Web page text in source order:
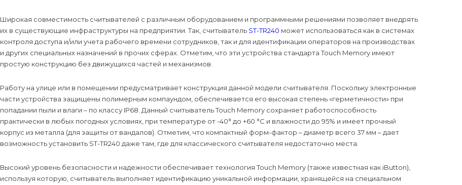
Широкая совместимость считывателей с различным оборудованием и программными решениями позволяет внедрять
их в существующие инфраструктуры на предприятии. Так, считыватель ST-TR240 может использоваться как в системах
контроля доступа и/или учета рабочего времени сотрудников, так и для идентификации операторов на производствах
и других специальных назначений в прочих сферах. Отметим, что эти устройства стандарта Touch Memory имеют
простую конструкцию без движущихся частей и механизмов.
Работу на улице или в помещении предусматривает конструкция данной модели считывателя. Поскольку электронные
части устройства защищены полимерным компаундом, обеспечивается его высокая степень «герметичности» при
попадании пыли и влаги – по классу IP68. Данный считыватель Touch Memory сохраняет работоспособность
практически в любых погодных условиях, при температуре от -40° до +60 °С и влажности до 95% и имеет прочный
корпус из металла (для защиты от вандалов). Отметим, что компактный форм-фактор – диаметр всего 37 мм – дает
возможность установить ST-TR240 даже там, где для классического считывателя недостаточно места.
Высокий уровень безопасности и надежности обеспечивает технология Touch Memory (также известная как iButton),
используя которую, считыватель выполняет идентификацию уникальной информации, хранящейся на специальном